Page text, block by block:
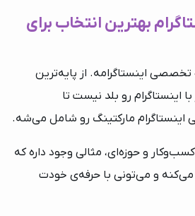
بهترین انتخاب برای
تخصصی اینستاگرامه. از پایه‌ترین
اینستاگرام رو بلد نیست تا
اینستاگرام مارکتینگ رو شامل می‌شه.
و حوزه‌ای، مثالی وجود داره که
و می‌تونی با حرفه‌ی خودت